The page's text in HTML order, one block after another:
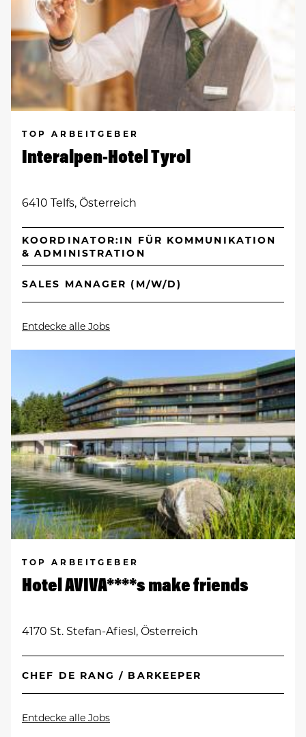
TOP ARBEITGEBER
Interalpen-Hotel Tyrol
6410 Telfs, Österreich
KOORDINATOR:IN FÜR KOMMUNIKATION
& ADMINISTRATION
SALES MANAGER (M/W/D)
Entdecke alle Jobs
TOP ARBEITGEBER
Hotel AVIVA****s make friends
4170 St. Stefan-Afiesl, Österreich
CHEF DE RANG / BARKEEPER
Entdecke alle Jobs